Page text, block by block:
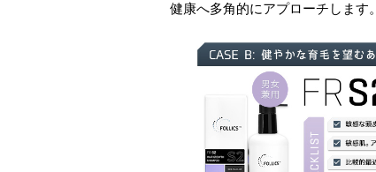
健康へ多角的にアプローチします。